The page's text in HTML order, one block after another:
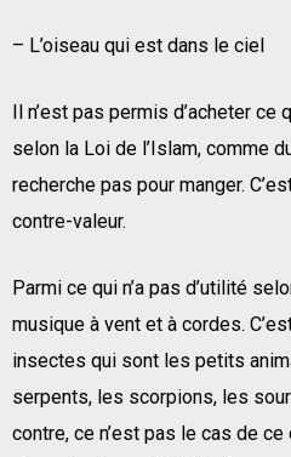
– L’oiseau qui est dans le ciel
Il n’est pas permis d’acheter ce
selon la Loi de l’Islam, comme
recherche pas pour manger.
contre-valeur.
Parmi ce qui n’a pas d’utilité
musique à vent et à cordes.
insectes qui sont les petits
serpents, les scorpions, les
contre, ce n’est pas le cas de